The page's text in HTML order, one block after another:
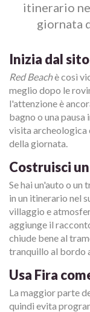
itinerario
giornata
Inizia dal
Red Beachè così
meglio dopo le
l'attenzione è
bagno o una pausa
visita archeologica
della giornata.
Costruisci
Se hai un'auto o
in un itinerario nel
villaggio e
aggiunge il
chiude bene al
tranquillo al bordo
Usa Fira
La maggior parte
quindi evita